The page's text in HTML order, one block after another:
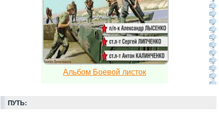
Альбом Боевой листок
ПУТЬ: